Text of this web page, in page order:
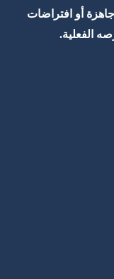
أو افتراضات
الفعلية.